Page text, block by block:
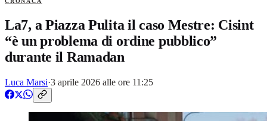
La7, a Piazza Pulita il caso Mestre: Cisint
“è un problema di ordine pubblico”
durante il Ramadan
Luca Marsi·3 aprile 2026 alle ore 11:25